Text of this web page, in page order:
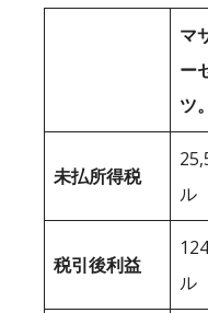
マ
ー
ツ。
未払所得税
ル
税引後利益
ル